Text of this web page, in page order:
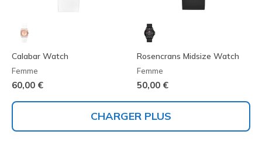
Calabar Watch
Femme
60,00 €
Rosencrans Midsize Watch
Femme
50,00 €
CHARGER PLUS